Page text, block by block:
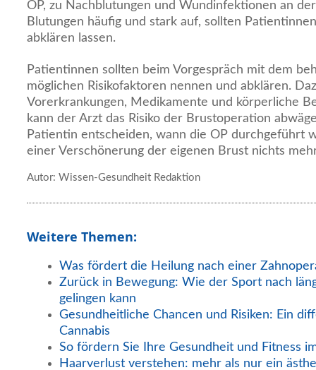
OP, zu Nachblutungen und Wundinfektionen an
Blutungen häufig und stark auf, sollten
abklären lassen.
Patientinnen sollten beim Vorgespräch mit dem
möglichen Risikofaktoren nennen und abklären.
Vorerkrankungen, Medikamente und körperliche
kann der Arzt das Risiko der Brustoperation
Patientin entscheiden, wann die OP durchgeführt
einer Verschönerung der eigenen Brust nichts
Autor: Wissen-Gesundheit Redaktion
Weitere Themen:
Was fördert die Heilung nach einer
Zurück in Bewegung: Wie der Sport nach
gelingen kann
Gesundheitliche Chancen und Risiken: Ein
Cannabis
So fördern Sie Ihre Gesundheit und Fitness
Haarverlust verstehen: mehr als nur ein